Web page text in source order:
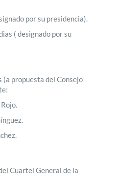
por su presidencia).
( designado por su
(a propuesta del Consejo
Cuartel General de la